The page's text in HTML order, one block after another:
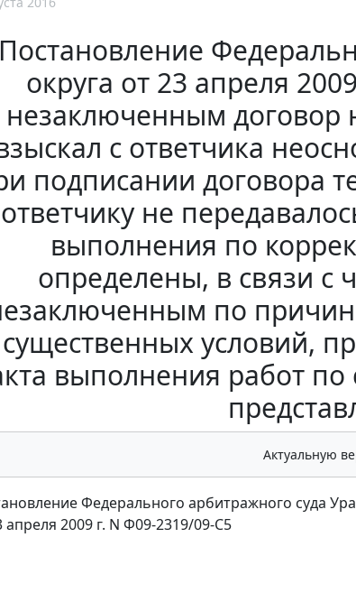
Постановление
округа от 23 апреля
незаключенным договор
с ответчика
подписании договора
ответчику не
выполнения по
определены, в связи с
по
существенных условий,
выполнения работ
Актуальную
Федерального арбитражного суда
апреля 2009 г. N Ф09-2319/09-С5